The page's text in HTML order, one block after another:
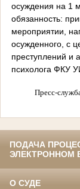
осуждения на 1
обязанность:
мероприятии,
осужденного, с
преступлений и
психолога ФКУ
Пресс-
ПОДАЧА
ЭЛЕКТРОННОМ
О СУДЕ